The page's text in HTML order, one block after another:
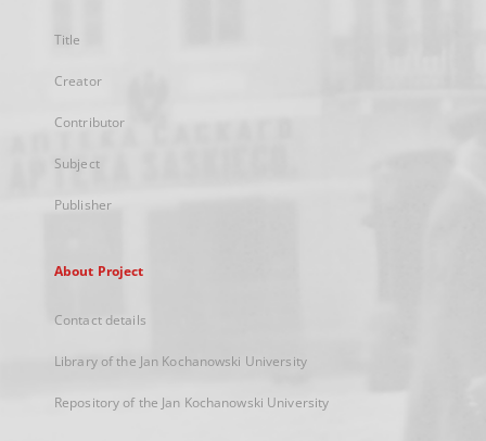
Title
Creator
Contributor
Subject
Publisher
About Project
Contact details
Library of the Jan Kochanowski University
Repository of the Jan Kochanowski University